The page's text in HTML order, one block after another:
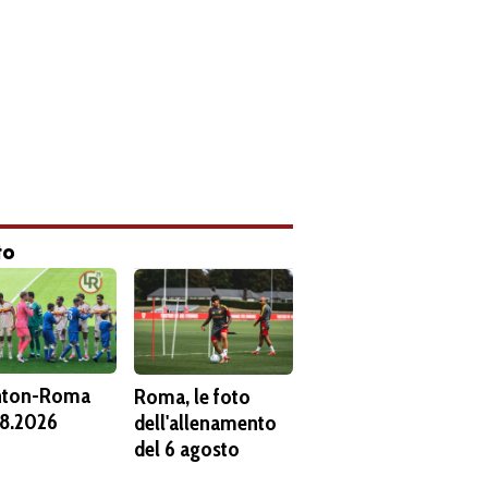
Roma
Roma, le foto
dell'allenamento
del 6 agosto